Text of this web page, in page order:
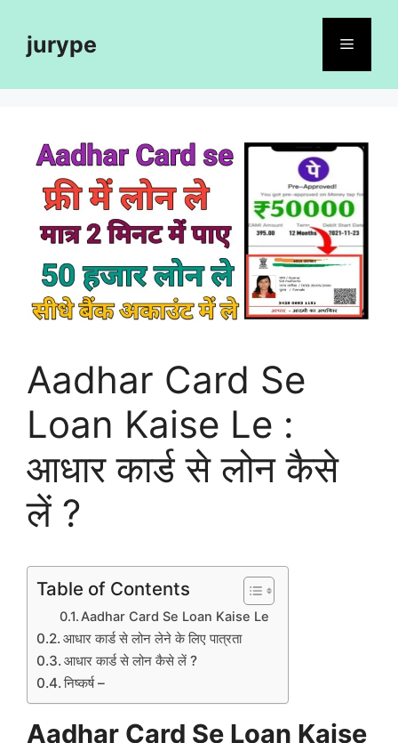
contentjurype Menu
Aadhar Card Se
Loan Kaise Le :
आधार कार्ड से लोन कैसे
लें ?
Table of Contents
Aadhar Card Se Loan Kaise Le
आधार कार्ड से लोन लेने के लिए पात्रता
आधार कार्ड से लोन कैसे लें ?
निष्कर्ष –
Aadhar Card Se Loan Kaise